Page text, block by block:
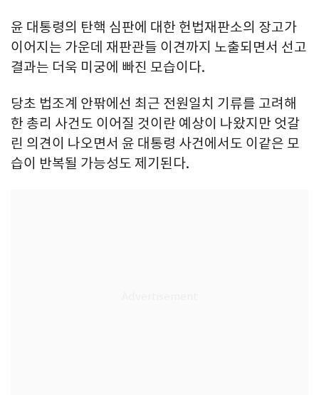
윤 대통령의 탄핵 심판에 대한 헌법재판소의 장고가
이어지는 가운데 재판관들 이견까지 노출되면서 선고
결과는 더욱 미궁에 빠진 모습이다.
당초 법조계 안팎에선 최근 전원일치 기류를 고려해
한 총리 사건도 이어질 것이란 예상이 나왔지만 엇갈
린 의견이 나오면서 윤 대통령 사건에서도 이같은 모
습이 반복될 가능성도 제기된다.